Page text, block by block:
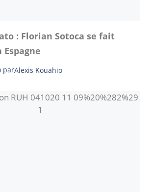
: Florian Sotoca se fait
parAlexis Kouahio